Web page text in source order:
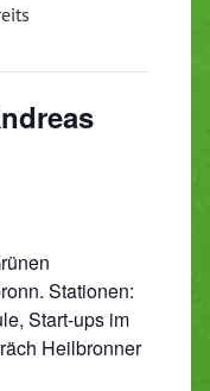
Stationen:
Start-ups im
Heilbronner